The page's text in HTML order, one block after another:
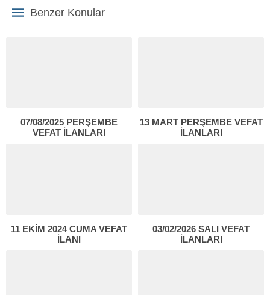
Benzer Konular
07/08/2025 PERŞEMBE
VEFAT İLANLARI
13 MART PERŞEMBE VEFAT
İLANLARI
11 EKİM 2024 CUMA VEFAT
İLANI
03/02/2026 SALI VEFAT
İLANLARI